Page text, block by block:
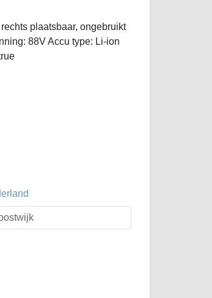
plaatsbaar, ongebruikt
88V Accu type: Li-ion